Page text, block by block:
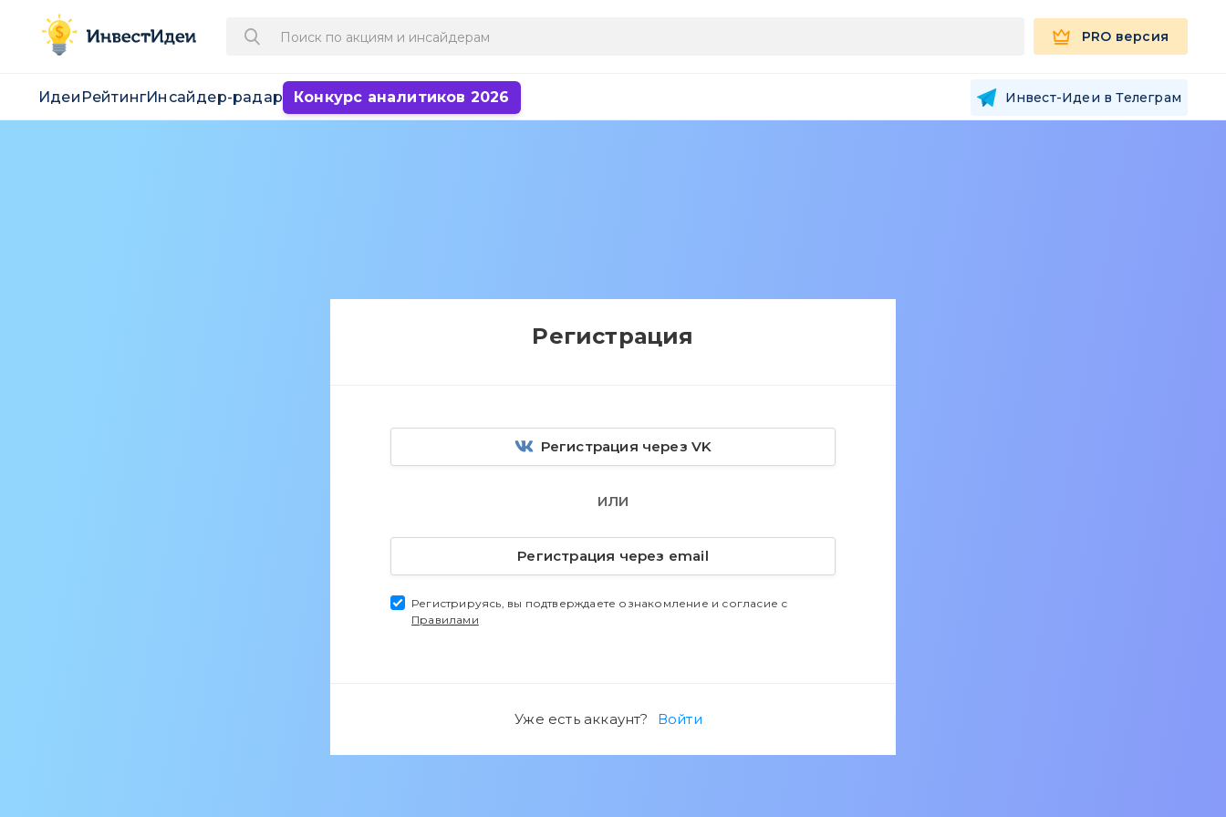
PRO версия
Идеи РейтингИнсайдер-радар Конкурс аналитиков 2026 Инвест-Идеи в Телеграм
Регистрация
Регистрация через VK
ИЛИ
Регистрация через email
Регистрируясь, вы подтверждаете ознакомление и согласие с
Правилами
Уже есть аккаунт? Войти